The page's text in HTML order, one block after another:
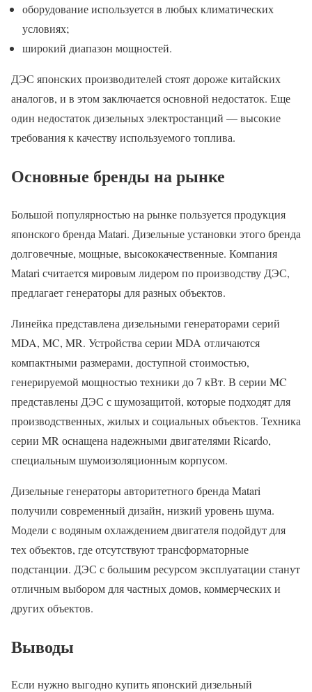
оборудование используется в любых климатических
условиях;
широкий диапазон мощностей.
ДЭС японских производителей стоят дороже китайских
аналогов, и в этом заключается основной недостаток. Еще
один недостаток дизельных электростанций — высокие
требования к качеству используемого топлива.
Основные бренды на рынке
Большой популярностью на рынке пользуется продукция
японского бренда Matari. Дизельные установки этого бренда
долговечные, мощные, высококачественные. Компания
Matari считается мировым лидером по производству ДЭС,
предлагает генераторы для разных объектов.
Линейка представлена дизельными генераторами серий
MDA, MC, MR. Устройства серии MDA отличаются
компактными размерами, доступной стоимостью,
генерируемой мощностью техники до 7 кВт. В серии MC
представлены ДЭС с шумозащитой, которые подходят для
производственных, жилых и социальных объектов. Техника
серии MR оснащена надежными двигателями Ricardo,
специальным шумоизоляционным корпусом.
Дизельные генераторы авторитетного бренда Matari
получили современный дизайн, низкий уровень шума.
Модели с водяным охлаждением двигателя подойдут для
тех объектов, где отсутствуют трансформаторные
подстанции. ДЭС с большим ресурсом эксплуатации станут
отличным выбором для частных домов, коммерческих и
других объектов.
Выводы
Если нужно выгодно купить японский дизельный